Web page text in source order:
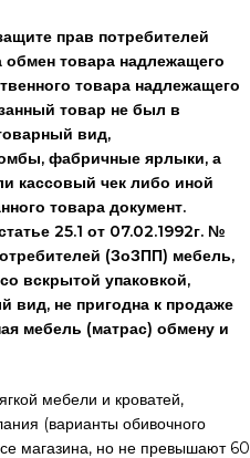
прав потребителей
товара надлежащего
товара надлежащего
товар не был в
вид,
фабричные ярлыки, а
кассовый чек либо иной
товара документ.
25.1 от 07.02.1992г. №
(ЗоЗПП) мебель,
вскрытой упаковкой,
вид, не пригодна к продаже
мебель (матрас) обмену и
мебели и кроватей,
(варианты обивочного
магазина, но не превышают 60